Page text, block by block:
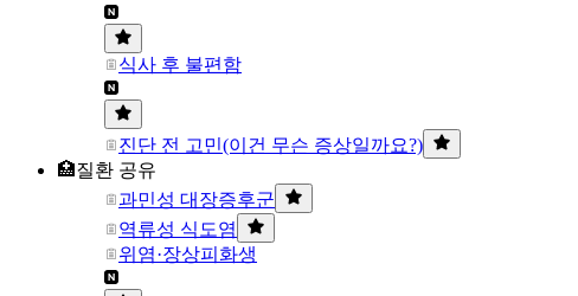
식사 후 불편함
진단 전 고민(이건 무슨 증상일까요?)
🏥질환 공유
과민성 대장증후군
역류성 식도염
위염·장상피화생